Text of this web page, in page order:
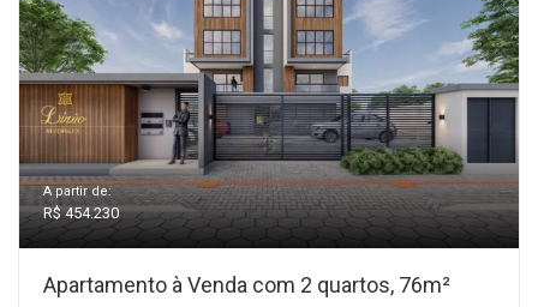
A partir de:
R$ 454.230
Apartamento à Venda com 2 quartos, 76m²